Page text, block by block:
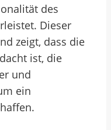
des
Dieser
zeigt, dass die
ist, die
und
ein